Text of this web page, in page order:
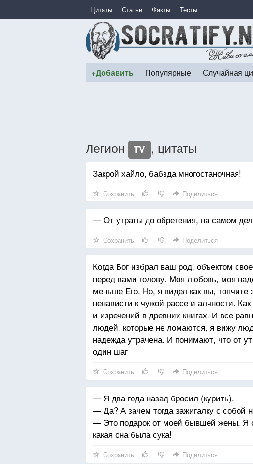
Цитаты Статьи Факты Тесты
+Добавить Популярные Случайная
Легион TV , цитаты
Закрой хайло, бабзда многостаночная!
Сохранить Поделиться
— От утраты до обретения, на самом
Сохранить Поделиться
Когда Бог избрал ваш род, объектом
перед вами голову. Моя любовь, моя
меньше Его. Но, я видел как вы, топчите
ненависти к чужой рассе и алчности.
и изречений в древних книгах. И все
людей, которые не ломаются, я вижу
надежда утрачена. И понимают, что от
один шаг
Сохранить Поделиться
— Я два года назад бросил (курить).
— Да? А зачем тогда зажигалку с собой
— Это подарок от моей бывшей жены. Я
какая она была сука!
Сохранить Поделиться